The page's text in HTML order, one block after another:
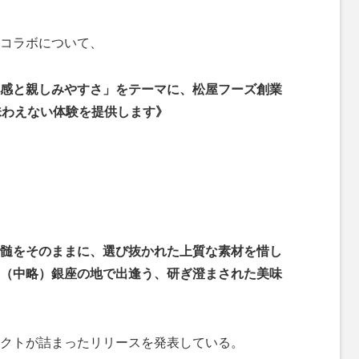
ラボについて、
と親しみやすさ」をテーマに、松屋フーズ創業
えない体験を提供します》
をそのままに、選び抜かれた上質な素材を惜し
中略）銀座の地で出逢う、研ぎ澄まされた美味
が詰まったリリースを発表している。